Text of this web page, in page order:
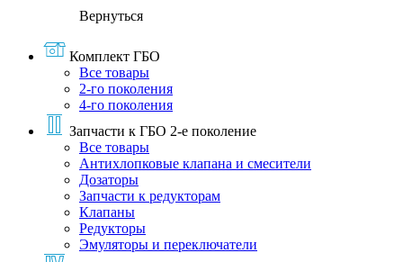
Вернуться
Комплект ГБО
Все товары
2-го поколения
4-го поколения
Запчасти к ГБО 2-е поколение
Все товары
Антихлопковые клапана и смесители
Дозаторы
Запчасти к редукторам
Клапаны
Редукторы
Эмуляторы и переключатели